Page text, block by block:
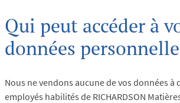
Qui peut accéder à
données
Nous ne vendons aucune de vos données à
employés habilités de RICHARDSON